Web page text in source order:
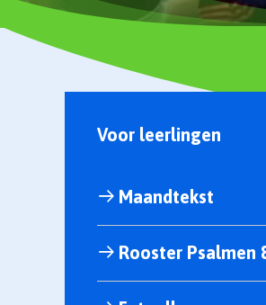
Voor leerlingen
Maandtekst
Rooster Psalmen